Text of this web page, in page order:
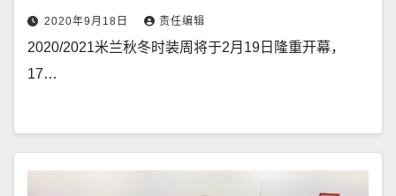
2020年9月18日 责任编辑
2020/2021米兰秋冬时装周将于2月19日隆重开幕，
17…